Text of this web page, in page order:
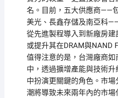
名。目前，五大供應商——
美光、長鑫存儲及南亞科
從先進製程導入到新廠房
或提升其在DRAM與NAND
值得注意的是，台灣廠商
中，透過擴增產能與技術
中扮演更關鍵的角色。市
潮將導致未來兩年內的市